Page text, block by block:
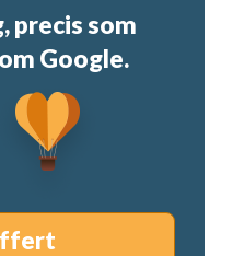
precis som
Google.